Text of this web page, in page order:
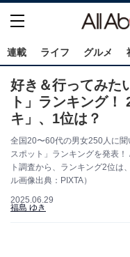
連載 ライフ グルメ
好き＆行ってみた
ト」ランキング
キ」、1位は？
全国20〜60代の男女250人に
スポット」ランキングを発表
ト調査から、ランキング2位は
ル画像出典：PIXTA）
2025.06.29
福島 ゆき